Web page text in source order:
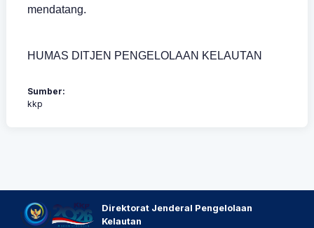
mendatang.
HUMAS DITJEN PENGELOLAAN KELAUTAN
Sumber:
kkp
Direktorat Jenderal Pengelolaan
Kelautan